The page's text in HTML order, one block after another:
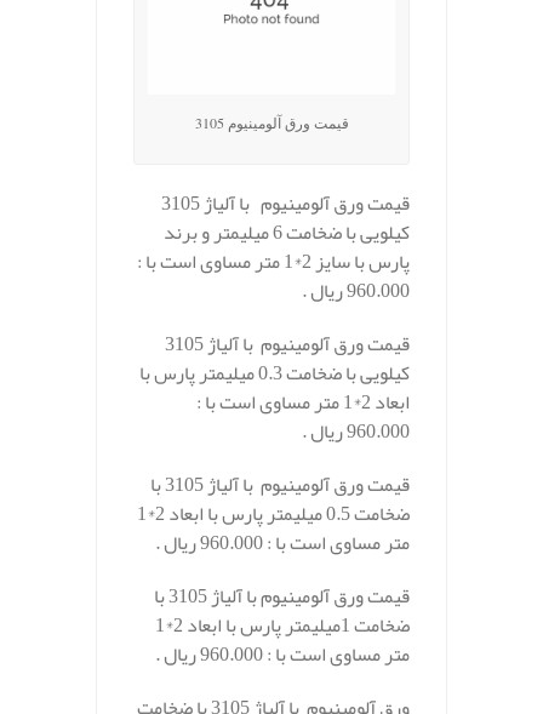
قیمت ورق آلومینیوم 3105
قیمت ورق آلومینیوم با آلیاژ 3105
کیلویی با ضخامت 6 میلیمتر و برند
پارس با سایز 2*1 متر مساوی است با :
960.000 ریال .
کیلویی با ضخامت 0.3 میلیمتر پارس با
ابعاد 2*1 متر مساوی است با :
960.000 ریال .
قیمت ورق آلومینیوم با آلیاژ 3105 با
ضخامت 0.5 میلیمتر پارس با ابعاد 2*1
متر مساوی است با : 960.000 ریال .
قیمت ورق آلومینیوم با آلیاژ 3105 با
ضخامت 1میلیمتر پارس با ابعاد 2*1
متر مساوی است با : 960.000 ریال .